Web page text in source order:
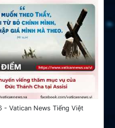
- Vatican News Tiếng Việt